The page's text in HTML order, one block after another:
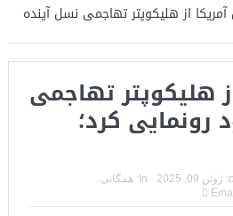
پایان بحران نیست؛ خطر جنگ همچنان
به اقدام تفرقه‌افکنان/سفر ژنرال
وقتی دشمنی با پهلوی جای نجات
از هلیکوپتر تهاجمی نسل آینده
هلیکوپتر تهاجمی
رونمایی کرد؛
ژوئن 09, 2025 In:
همگانی